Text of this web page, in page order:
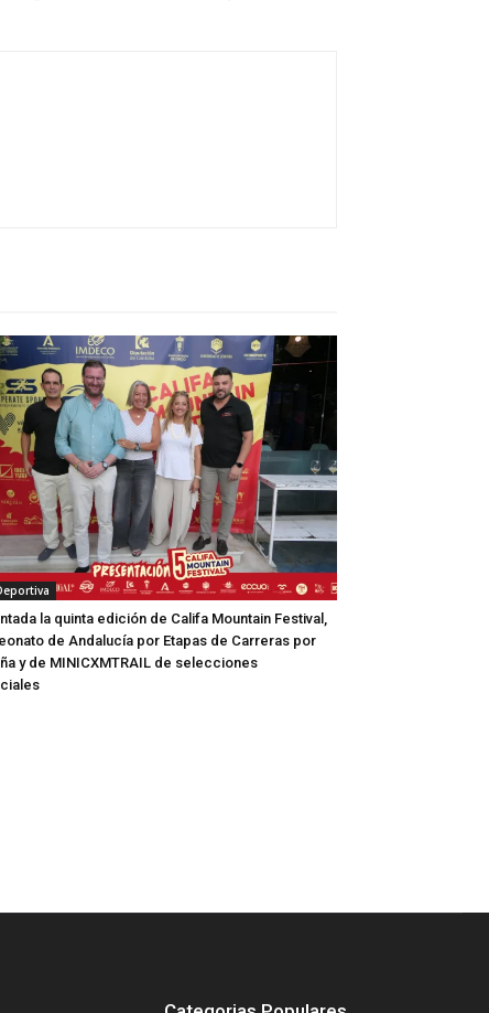
la quinta edición de Califa Mountain Festival,
de Andalucía por Etapas de Carreras por
y de MINICXMTRAIL de selecciones